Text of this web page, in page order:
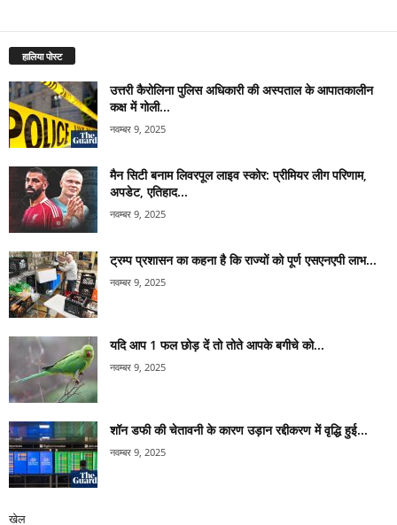
हालिया पोस्ट
उत्तरी कैरोलिना पुलिस अधिकारी की अस्पताल के आपातकालीन
कक्ष में गोली...
नवम्बर 9, 2025
मैन सिटी बनाम लिवरपूल लाइव स्कोर: प्रीमियर लीग परिणाम,
अपडेट, एतिहाद...
नवम्बर 9, 2025
ट्रम्प प्रशासन का कहना है कि राज्यों को पूर्ण एसएनएपी लाभ...
नवम्बर 9, 2025
यदि आप 1 फल छोड़ दें तो तोते आपके बगीचे को...
नवम्बर 9, 2025
शॉन डफी की चेतावनी के कारण उड़ान रद्दीकरण में वृद्धि हुई...
नवम्बर 9, 2025
खेल